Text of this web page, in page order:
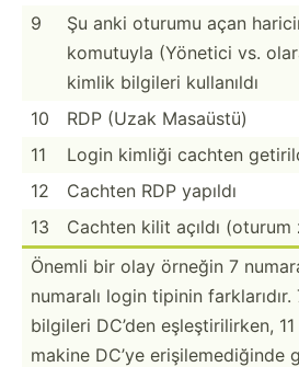
9
Şu anki oturumu açan
komutuyla (Yönetici vs.
kimlik bilgileri kullanıldı
10
RDP (Uzak Masaüstü)
11
Login kimliği cachten
12
Cachten RDP yapıldı
13
Cachten kilit açıldı (oturum
Önemli bir olay örneğin 7
numaralı login tipinin farkla­rıdır.
bilgileri DC’den eşleşt­iri­lirken,
makine DC’ye erişil­eme­diğinde